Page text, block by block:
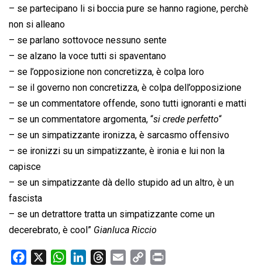
– se partecipano li si boccia pure se hanno ragione, perchè
non si alleano
– se parlano sottovoce nessuno sente
– se alzano la voce tutti si spaventano
– se l’opposizione non concretizza, è colpa loro
– se il governo non concretizza, è colpa dell’opposizione
– se un commentatore offende, sono tutti ignoranti e matti
– se un commentatore argomenta, “si crede perfetto“
– se un simpatizzante ironizza, è sarcasmo offensivo
– se ironizzi su un simpatizzante, è ironia e lui non la
capisce
– se un simpatizzante dà dello stupido ad un altro, è un
fascista
– se un detrattore tratta un simpatizzante come un
decerebrato, è cool” Gianluca Riccio
W